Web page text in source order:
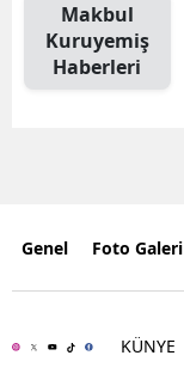
Makbul
Kuruyemiş
Haberleri
Genel Foto Galeri
KÜNYE